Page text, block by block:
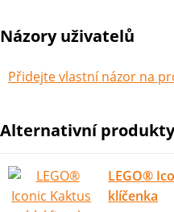
Názory uživatelů
Přidejte vlastní názor na
Alternativní produkty
LEGO®
klíčenka